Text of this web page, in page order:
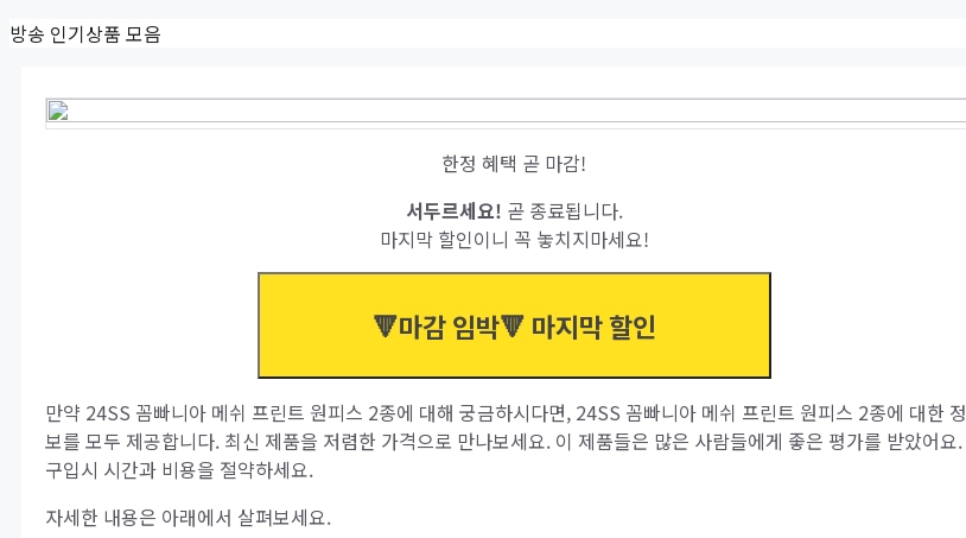
Skip
방송 인기상품 모음
한정 혜택 곧 마감!
서두르세요! 곧 종료됩니다.
마지막 할인이니 꼭 놓치지마세요!
🔻마감 임박🔻 마지막 할인
만약 24SS 꼼빠니아 메쉬 프린트 원피스 2종에 대해 궁금하시다면, 24SS 꼼빠니아 메쉬 프린트 원피스 2종에 대한 정
보를 모두 제공합니다. 최신 제품을 저렴한 가격으로 만나보세요. 이 제품들은 많은 사람들에게 좋은 평가를 받았어요.
구입시 시간과 비용을 절약하세요.
자세한 내용은 아래에서 살펴보세요.